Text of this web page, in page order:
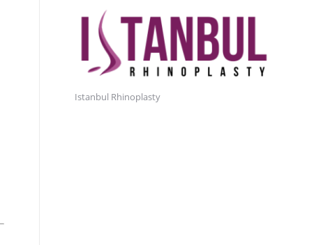
Istanbul Rhinoplasty